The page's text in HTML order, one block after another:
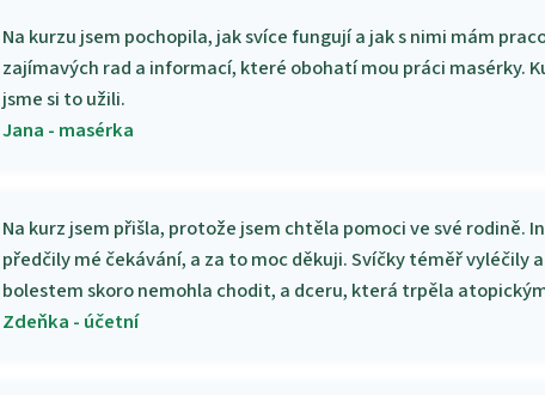
Na kurzu jsem pochopila, jak svíce fungují a jak s nimi mám
zajímavých rad a informací, které obohatí mou práci masérky.
jsme si to užili.
Jana - masérka
Na kurz jsem přišla, protože jsem chtěla pomoci ve své rodině.
předčily mé čekávání, a za to moc děkuji. Svíčky téměř vyléčily
bolestem skoro nemohla chodit, a dceru, která trpěla
Zdeňka - účetní